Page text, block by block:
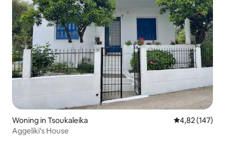
Woning in Tsoukaleika Gemiddelde
4,82 (147)
Aggeliki's House